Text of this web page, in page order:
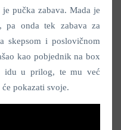
pučka zabava. Mada je
pa onda tek zabava za
skepsom i poslovičnom
kao pobjednik na box
idu u prilog, te mu već
pokazati svoje.